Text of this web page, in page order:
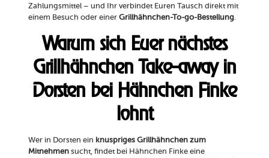
Zahlungsmittel – und Ihr verbindet Euren Tausch direkt mit
einem Besuch oder einer Grillhähnchen-To-go-Bestellung.
Warum sich Euer nächstes
Grillhähnchen Take-away in
Dorsten bei Hähnchen Finke
lohnt
Wer in Dorsten ein knuspriges Grillhähnchen zum
Mitnehmensucht, findet bei Hähnchen Finke eine